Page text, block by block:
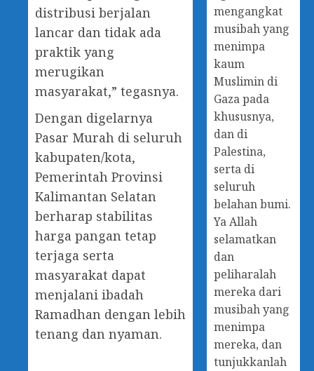
distribusi berjalan
lancar dan tidak ada
praktik yang
merugikan
masyarakat,” tegasnya.
Dengan digelarnya
Pasar Murah di seluruh
kabupaten/kota,
Pemerintah Provinsi
Kalimantan Selatan
berharap stabilitas
harga pangan tetap
terjaga serta
masyarakat dapat
menjalani ibadah
Ramadhan dengan lebih
tenang dan nyaman.
mengangkat
musibah yang
menimpa
kaum
Muslimin di
Gaza pada
khususnya,
dan di
Palestina,
serta di
seluruh
belahan bumi.
Ya Allah
selamatkan
dan
peliharalah
mereka dari
musibah yang
menimpa
mereka, dan
tunjukkanlah